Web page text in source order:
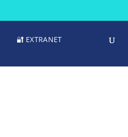
🔐 EXTRANET